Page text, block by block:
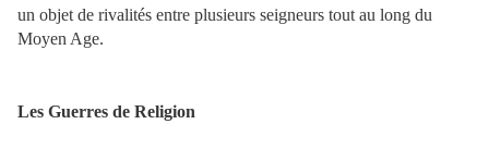
un objet de rivalités entre plusieurs seigneurs tout au long du
Moyen Age.
Les Guerres de Religion